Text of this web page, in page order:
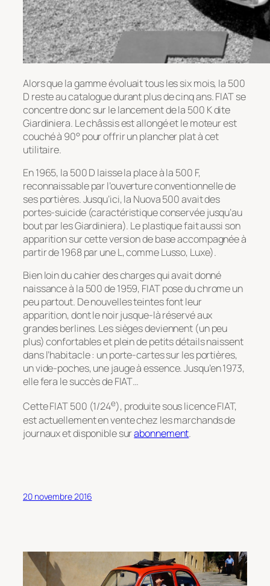
Alors que la gamme évoluait tous les six mois, la 500
D reste au catalogue durant plus de cinq ans. FIAT se
concentre donc sur le lancement de la 500 K dite
Giardiniera. Le châssis est allongé et le moteur est
couché à 90° pour offrir un plancher plat à cet
utilitaire.
En 1965, la 500 D laisse la place à la 500 F,
reconnaissable par l’ouverture conventionnelle de
ses portières. Jusqu’ici, la Nuova 500 avait des
portes-suicide (caractéristique conservée jusqu’au
bout par les Giardiniera). Le plastique fait aussi son
apparition sur cette version de base accompagnée à
partir de 1968 par une L, comme Lusso, Luxe).
Bien loin du cahier des charges qui avait donné
naissance à la 500 de 1959, FIAT pose du chrome un
peu partout. De nouvelles teintes font leur
apparition, dont le noir jusque-là réservé aux
grandes berlines. Les sièges deviennent (un peu
plus) confortables et plein de petits détails naissent
dans l’habitacle : un porte-cartes sur les portières,
un vide-poches, une jauge à essence. Jusqu’en 1973,
elle fera le succès de FIAT…
Cette FIAT 500 (1/24e), produite sous licence FIAT,
est actuellement en vente chez les marchands de
journaux et disponible surabonnement.
20 novembre 2016